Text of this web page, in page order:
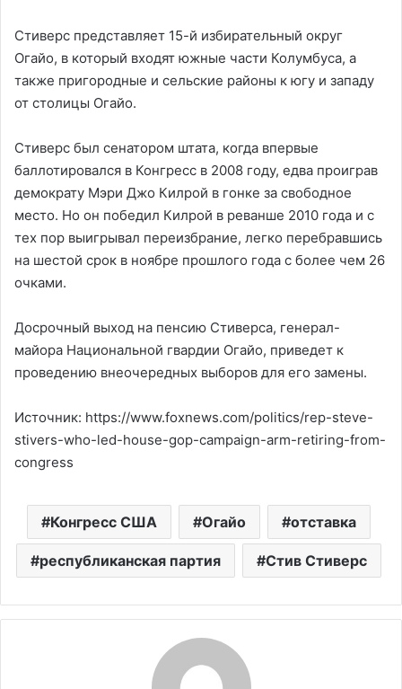
Стиверс представляет 15-й избирательный округ
Огайо, в который входят южные части Колумбуса, а
также пригородные и сельские районы к югу и западу
от столицы Огайо.
Стиверс был сенатором штата, когда впервые
баллотировался в Конгресс в 2008 году, едва проиграв
демократу Мэри Джо Килрой в гонке за свободное
место. Но он победил Килрой в реванше 2010 года и с
тех пор выигрывал переизбрание, легко перебравшись
на шестой срок в ноябре прошлого года с более чем 26
очками.
Досрочный выход на пенсию Стиверса, генерал-
майора Национальной гвардии Огайо, приведет к
проведению внеочередных выборов для его замены.
Источник: https://www.foxnews.com/politics/rep-steve-
stivers-who-led-house-gop-campaign-arm-retiring-from-
congress
Конгресс США Огайо отставка
республиканская партия Стив Стиверс